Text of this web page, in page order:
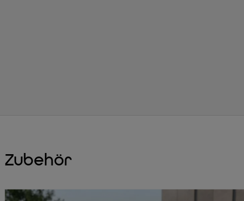
Zubehör